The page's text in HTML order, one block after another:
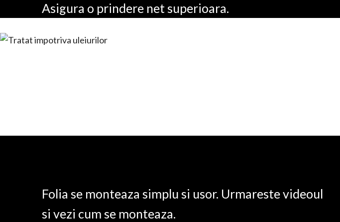
Asigura o prindere net superioara.
Folia se monteaza simplu si usor. Urmareste videoul
si vezi cum se monteaza.